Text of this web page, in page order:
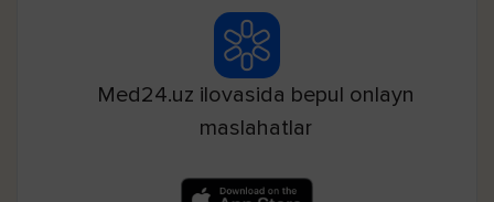
Med24.uz ilovasida bepul onlayn
maslahatlar